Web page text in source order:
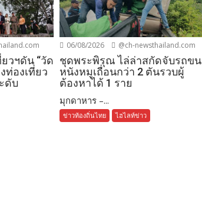
ยวฯดัน “วัด
ท่องเที่ยว
ดับ
06/08/2026 @ch-newsthailand.com
ชุดพระพิรุณ ไล่ล่าสกัดจับรถขน
หนังหมูเถื่อนกว่า 2 ตันรวบผู้
ต้องหาได้ 1 ราย
มุกดาหาร –...
ข่าวท้องถิ่นไทย ไฮไลท์ข่าว